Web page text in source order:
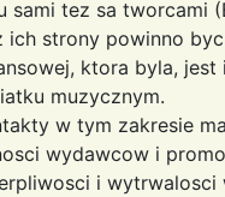
sami tez sa tworcami
ich strony powinno
ktora byla,
muzycznym.
w tym zakresie
wydawcow i
i